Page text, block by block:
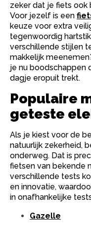
zeker dat je fiets ook
Voor jezelf is een
keuze voor extra
tegenwoordig
verschillende stijlen
makkelijk
je nu boodschappen
dagje eropuit trekt.
Populaire
geteste
Als je kiest voor de
natuurlijk zekerheid,
onderweg. Dat is
fietsen van bekende
verschillende tests
en innovatie,
in onafhankelijke
Gazelle